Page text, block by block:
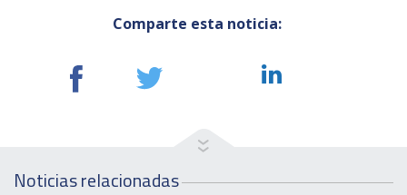
Comparte esta noticia:
Noticias relacionadas